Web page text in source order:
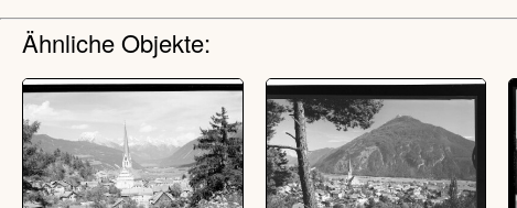
Ähnliche Objekte: